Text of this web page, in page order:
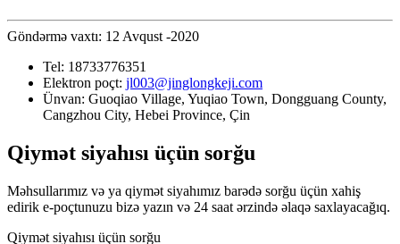
Göndərmə vaxtı: 12 Avqust -2020
Tel: 18733776351
Elektron poçt: jl003@jinglongkeji.com
Ünvan: Guoqiao Village, Yuqiao Town, Dongguang County,
Cangzhou City, Hebei Province, Çin
Qiymət siyahısı üçün sorğu
Məhsullarımız və ya qiymət siyahımız barədə sorğu üçün xahiş
edirik e-poçtunuzu bizə yazın və 24 saat ərzində əlaqə saxlayacağıq.
Qiymət siyahısı üçün sorğu